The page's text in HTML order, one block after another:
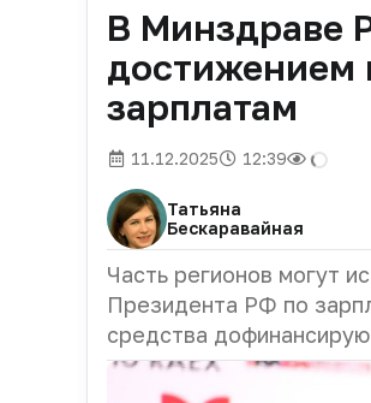
В Минздраве
достижением
зарплатам
11.12.2025 12:39
Татьяна
Бескаравайная
Часть регионов могут
Президента РФ по
средства